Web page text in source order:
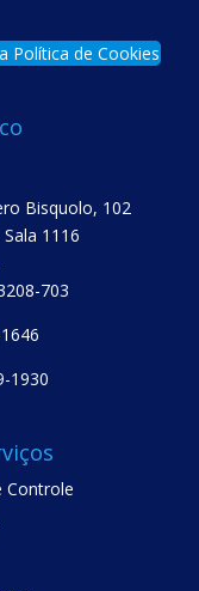
Política de Cookies
Bisquolo, 102
1116
703
1930
Controle